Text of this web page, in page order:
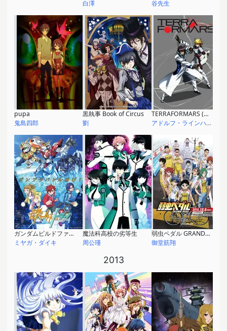
白澤
谷先生
pupa
鬼島四郎
黒執事 Book of Circus
劉
TERRAFORMARS (テラフォーマーズ)
アドルフ・ラインハルト
ガンダムビルドファイターズトライ
ミヤガ・ダイキ
魔法科高校の劣等生
周公瑾
弱虫ペダル GRANDE ROAD
御堂筋翔
2013